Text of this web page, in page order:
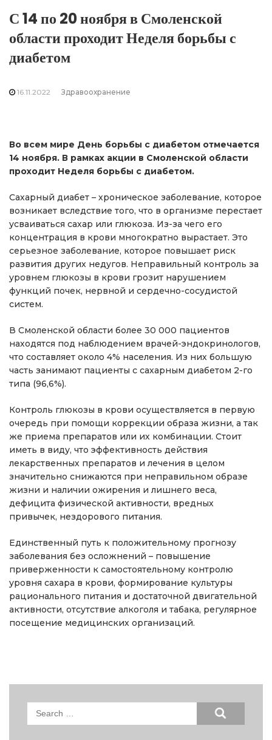
С 14 по 20 ноября в Смоленской
области проходит Неделя борьбы с
диабетом
16.11.2022 Здравоохранение
Во всем мире День борьбы с диабетом отмечается
14 ноября. В рамках акции в Смоленской области
проходит Неделя борьбы с диабетом.
Сахарный диабет – хроническое заболевание, которое
возникает вследствие того, что в организме перестает
усваиваться сахар или глюкоза. Из-за чего его
концентрация в крови многократно вырастает. Это
серьезное заболевание, которое повышает риск
развития других недугов. Неправильный контроль за
уровнем глюкозы в крови грозит нарушением
функций почек, нервной и сердечно-сосудистой
систем.
В Смоленской области более 30 000 пациентов
находятся под наблюдением врачей-эндокринологов,
что составляет около 4% населения. Из них большую
часть занимают пациенты с сахарным диабетом 2-го
типа (96,6%).
Контроль глюкозы в крови осуществляется в первую
очередь при помощи коррекции образа жизни, а так
же приема препаратов или их комбинации. Стоит
иметь в виду, что эффективность действия
лекарственных препаратов и лечения в целом
значительно снижаются при неправильном образе
жизни и наличии ожирения и лишнего веса,
дефицита физической активности, вредных
привычек, нездорового питания.
Единственный путь к положительному прогнозу
заболевания без осложнений – повышение
приверженности к самостоятельному контролю
уровня сахара в крови, формирование культуры
рационального питания и достаточной двигательной
активности, отсутствие алкоголя и табака, регулярное
посещение медицинских организаций.
Search